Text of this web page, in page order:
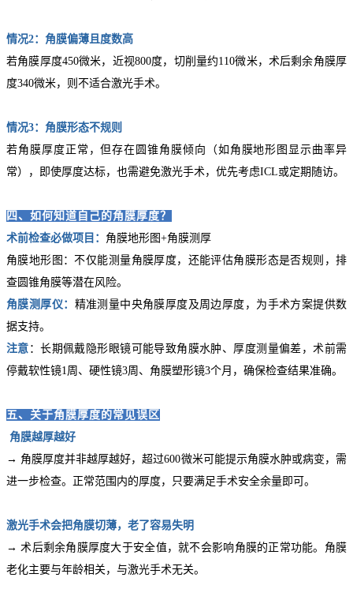
情况2：角膜偏薄且度数高
若角膜厚度450微米，近视800度，切削量约110微米，术后剩余角膜厚
度340微米，则不适合激光手术。
情况3：角膜形态不规则
若角膜厚度正常，但存在圆锥角膜倾向（如角膜地形图显示曲率异
常），即使厚度达标，也需避免激光手术，优先考虑ICL或定期随访。
四、如何知道自己的角膜厚度？
术前检查必做项目： 角膜地形图+角膜测厚
角膜地形图：不仅能测量角膜厚度，还能评估角膜形态是否规则，排
查圆锥角膜等潜在风险。
角膜测厚仪： 精准测量中央角膜厚度及周边厚度，为手术方案提供数
据支持。
注意 ：长期佩戴隐形眼镜可能导致角膜水肿、厚度测量偏差，术前需
停戴软性镜1周、硬性镜3周、 角膜塑形镜3个月，确保检查结果准确。
五、关于角膜厚度的常见误区
角膜越厚越好
→ 角膜厚度并非越厚越好，超过600微米可能提示角膜水肿或病变，需
进一步检查。正常范围内的厚度，只要满足手术安全余量即可。
激光手术会把角膜切薄，老了容易失明
→ 术后剩余角膜厚度大于安全值，就不会影响角膜的正常功能。角膜
老化主要与年龄相关，与激光手术无关。